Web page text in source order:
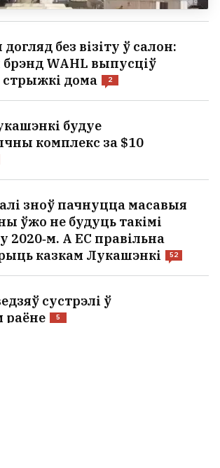
без візіту ў салон:
WAHL выпусціў
стрыжкі дома
2
будуе
комплекс за $10
зноў пачнуцца масавыя
ўжо не будуць такімі
2020‑м. А ЕС правільна
казкам Лукашэнкі
52
сустрэлі ў
раёне
5